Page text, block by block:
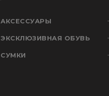
АКСЕССУАРЫ
ЭКСКЛЮЗИВНАЯ ОБУВЬ
СУМКИ